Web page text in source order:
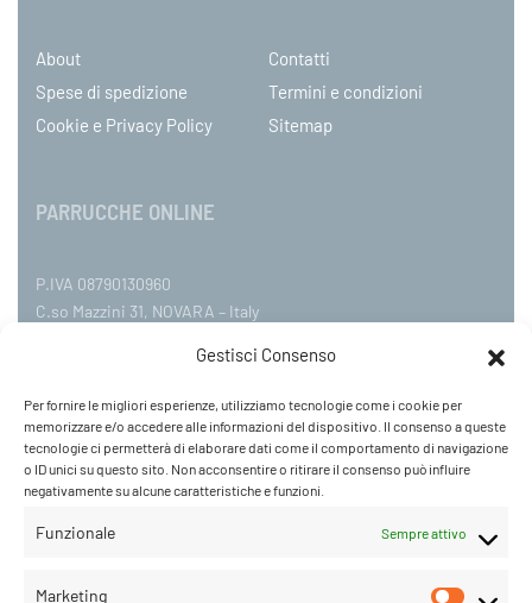
Gestisci Consenso
Per fornire le migliori esperienze, utilizziamo tecnologie come i cookie per
memorizzare e/o accedere alle informazioni del dispositivo. Il consenso a queste
tecnologie ci permetterà di elaborare dati come il comportamento di navigazione
o ID unici su questo sito. Non acconsentire o ritirare il consenso può influire
negativamente su alcune caratteristiche e funzioni.
Funzionale Sempre attivo
Marketing
About
Contatti
Spese di spedizione
Termini e condizioni
Cookie e Privacy Policy
Sitemap
PARRUCCHE ONLINE
P.IVA 08790130960
C.so Mazzini 31, NOVARA – Italy
WhatsApp: +39 342 9218104
PEC –farcaphair@legalmail.it
Orari Negozio:Lunedì / Venerdì 09:00–12:30 /
14:30–19:00
Sabato 09:00-18:00